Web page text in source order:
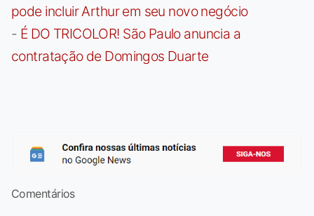
pode incluir Arthur em seu novo negócio
- É DO TRICOLOR! São Paulo anuncia a
contratação de Domingos Duarte
Comentários